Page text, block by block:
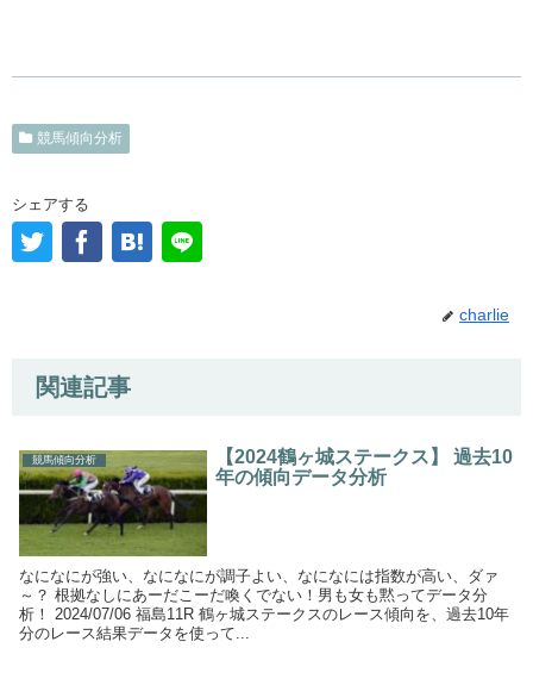
競馬傾向分析
シェアする
charlie
関連記事
競馬傾向分析
【2024鶴ヶ城ステークス】 過去10
年の傾向データ分析
なになにが強い、なになにが調子よい、なになには指数が高い、ダァ
～？ 根拠なしにあーだこーだ喚くでない！男も女も黙ってデータ分
析！ 2024/07/06 福島11R 鶴ヶ城ステークスのレース傾向を、過去10年
分のレース結果データを使って...